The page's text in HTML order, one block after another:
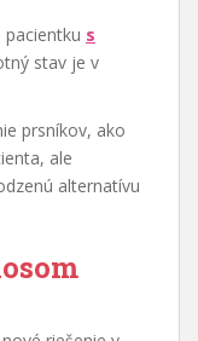
s
stav je v
prsníkov, ako
ale
alternatívu